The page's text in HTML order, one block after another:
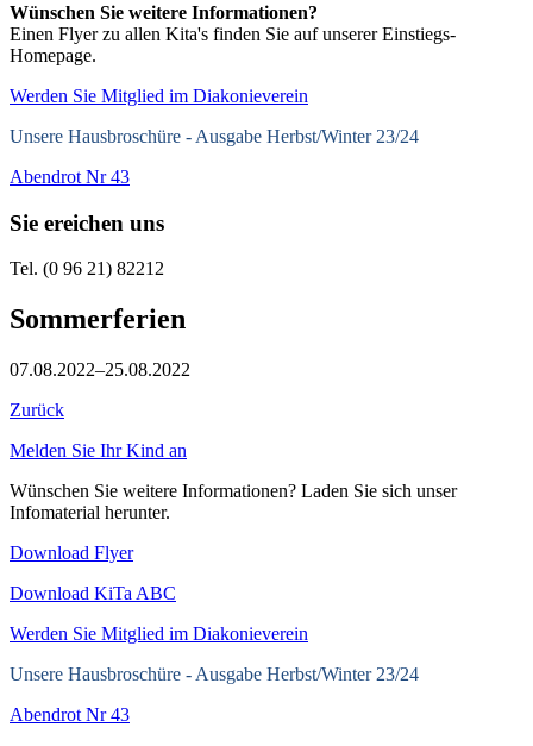
Wünschen Sie weitere Informationen?
Einen Flyer zu allen Kita's finden Sie auf unserer Einstiegs-
Homepage.
Werden Sie Mitglied im Diakonieverein
Unsere Hausbroschüre - Ausgabe Herbst/Winter 23/24
Abendrot Nr 43
Sie ereichen uns
Tel. (0 96 21) 82212
Sommerferien
07.08.2022–25.08.2022
Zurück
Melden Sie Ihr Kind an
Wünschen Sie weitere Informationen? Laden Sie sich unser
Infomaterial herunter.
Download Flyer
Download KiTa ABC
Werden Sie Mitglied im Diakonieverein
Unsere Hausbroschüre - Ausgabe Herbst/Winter 23/24
Abendrot Nr 43